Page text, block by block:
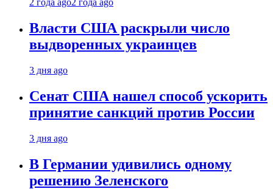
2 года ago2 года ago
Власти США раскрыли число
выдворенных украинцев
3 дня ago
Сенат США нашел способ ускорить
принятие санкций против России
3 дня ago
В Германии удивились одному
решению Зеленского